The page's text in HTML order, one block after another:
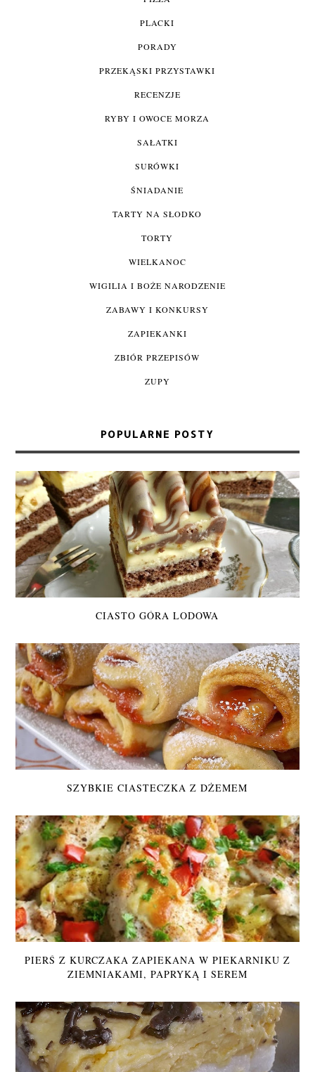
PLACKI
PORADY
PRZEKĄSKI PRZYSTAWKI
RECENZJE
RYBY I OWOCE MORZA
SAŁATKI
SURÓWKI
ŚNIADANIE
TARTY NA SŁODKO
TORTY
WIELKANOC
WIGILIA I BOŻE NARODZENIE
ZABAWY I KONKURSY
ZAPIEKANKI
ZBIÓR PRZEPISÓW
ZUPY
POPULARNE POSTY
CIASTO GÓRA LODOWA
SZYBKIE CIASTECZKA Z DŻEMEM
PIERŚ Z KURCZAKA ZAPIEKANA W PIEKARNIKU Z
ZIEMNIAKAMI, PAPRYKĄ I SEREM